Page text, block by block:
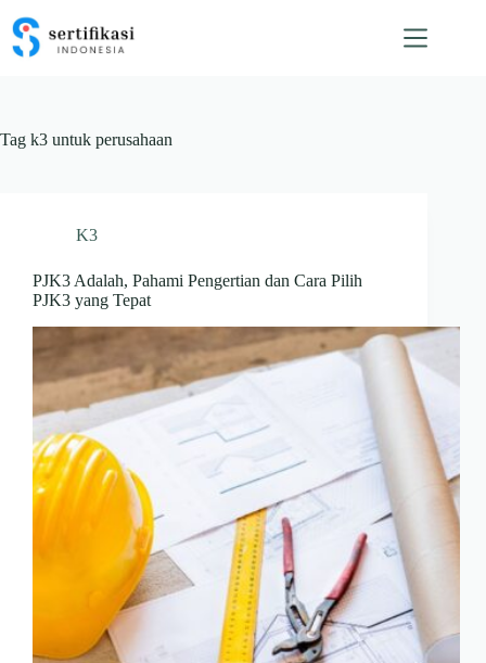
content
Tag k3 untuk perusahaan
K3
PJK3 Adalah, Pahami Pengertian dan Cara Pilih
PJK3 yang Tepat